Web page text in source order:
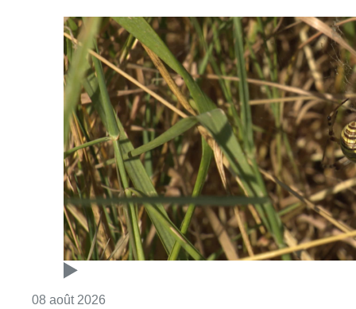
08 août 2026